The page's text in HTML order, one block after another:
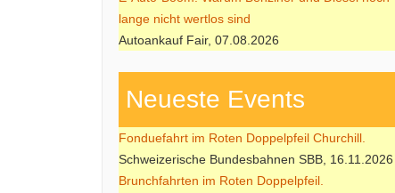
lange nicht wertlos sind
Autoankauf Fair, 07.08.2026
Neueste Events
Fonduefahrt im Roten Doppelpfeil Churchill.
Schweizerische Bundesbahnen SBB, 16.11.2026
Brunchfahrten im Roten Doppelpfeil.